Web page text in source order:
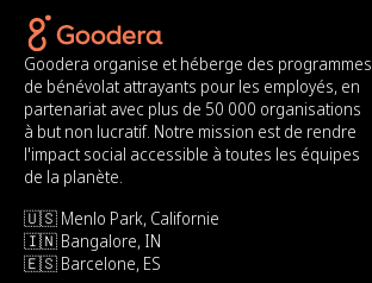
Goodera organise et héberge des programmes
de bénévolat attrayants pour les employés, en
partenariat avec plus de 50 000 organisations
à but non lucratif. Notre mission est de rendre
l'impact social accessible à toutes les équipes
de la planète.
🇺🇸 Menlo Park, Californie
🇮🇳 Bangalore, IN
🇪🇸 Barcelone, ES